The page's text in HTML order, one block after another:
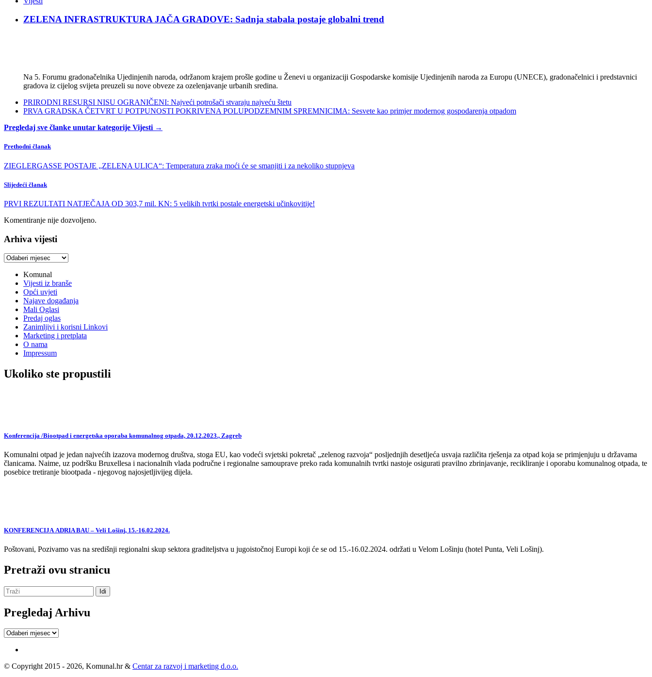
ZELENA INFRASTRUKTURA JAČA GRADOVE: Sadnja stabala postaje globalni trend
Na 5. Forumu gradonačelnika Ujedinjenih naroda, održanom krajem prošle godine u Ženevi u organizaciji Gospodarske komisije Ujedinjenih naroda za Europu (UNECE), gradonačelnici i predstavnici
gradova iz cijelog svijeta preuzeli su nove obveze za ozelenjavanje urbanih sredina.
PRIRODNI RESURSI NISU OGRANIČENI: Najveći potrošači stvaraju najveću štetu
PRVA GRADSKA ČETVRT U POTPUNOSTI POKRIVENA POLUPODZEMNIM SPREMNICIMA: Sesvete kao primjer modernog gospodarenja otpadom
Pregledaj sve članke unutar kategorije Vijesti →
Prethodni članak
ZIEGLERGASSE POSTAJE „ZELENA ULICA“: Temperatura zraka moći će se smanjiti i za nekoliko stupnjeva
Slijedeći članak
PRVI REZULTATI NATJEČAJA OD 303,7 mil. KN: 5 velikih tvrtki postale energetski učinkovitije!
Komentiranje nije dozvoljeno.
Arhiva vijesti
Arhiva
Komunal
Vijesti iz branše
Opći uvjeti
Najave događanja
Mali Oglasi
Predaj oglas
Zanimljivi i korisni Linkovi
Marketing i pretplata
O nama
Impressum
Ukoliko ste propustili
Konferencija /Biootpad i energetska oporaba komunalnog otpada, 20.12.2023., Zagreb
Komunalni otpad je jedan najvećih izazova modernog društva, stoga EU, kao vodeći svjetski pokretač „zelenog razvoja“ posljednjih desetljeća usvaja različita rješenja za otpad koja se primjenjuju u državama
članicama. Naime, uz podršku Bruxellesa i nacionalnih vlada područne i regionalne samouprave preko rada komunalnih tvrtki nastoje osigurati pravilno zbrinjavanje, recikliranje i oporabu komunalnog otpada, te
posebice tretiranje biootpada - njegovog najosjetljivijeg dijela.
KONFERENCIJA ADRIA BAU – Veli Lošinj, 15.-16.02.2024.
Poštovani, Pozivamo vas na središnji regionalni skup sektora graditeljstva u jugoistočnoj Europi koji će se od 15.-16.02.2024. održati u Velom Lošinju (hotel Punta, Veli Lošinj).
Pretraži ovu stranicu
Pregledaj Arhivu
Pregledaj
© Copyright 2015 - 2026, Komunal.hr & Centar za razvoj i marketing d.o.o.